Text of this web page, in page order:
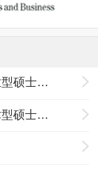
2018年首都经济贸易大学统计学院专业型硕士专业介绍：应用统计
2018年首都经济贸易大学统计学院学术型硕士专业介绍：统计学